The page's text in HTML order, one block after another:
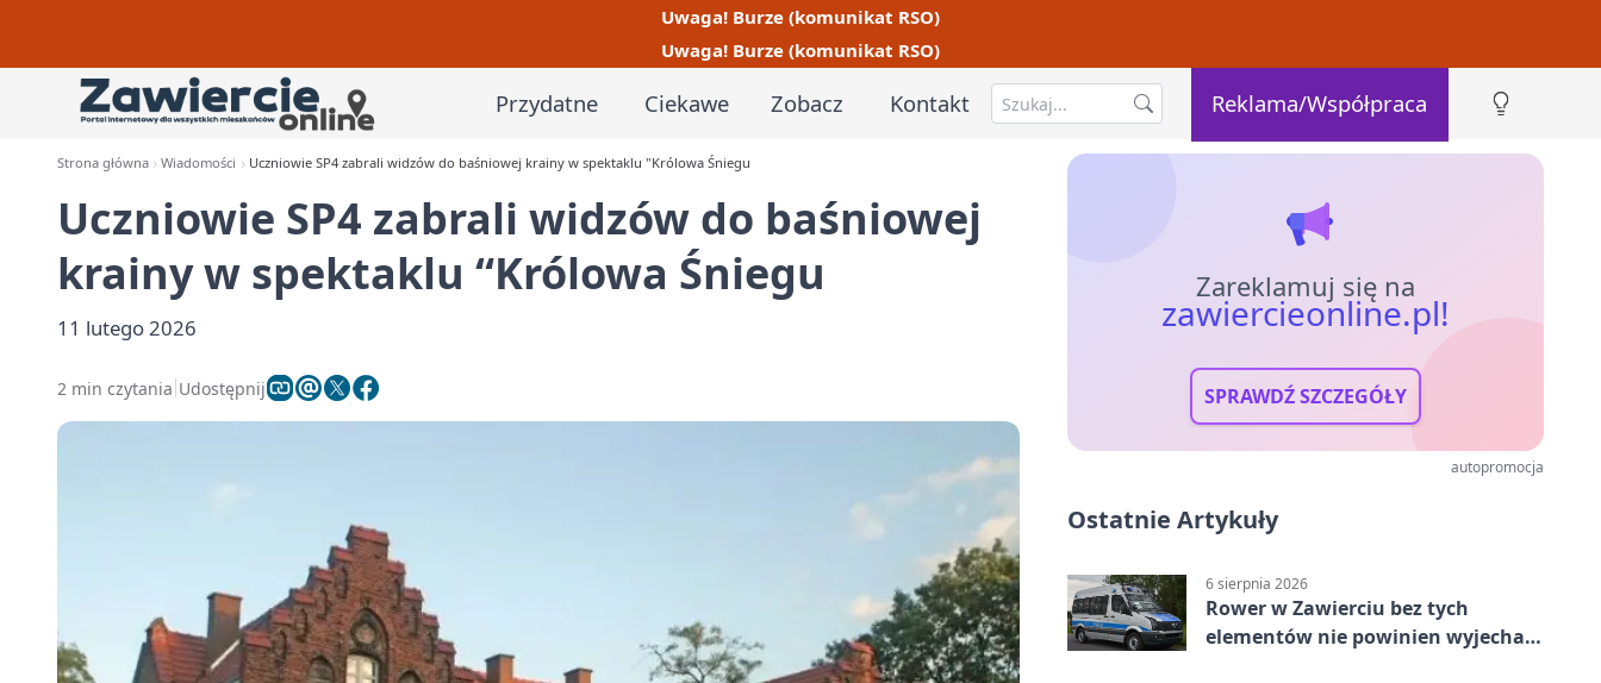
Uwaga! Burze (komunikat RSO)
Uwaga! Burze (komunikat RSO)
Przydatne Ciekawe Zobacz Kontakt Reklama/Współpraca
Strona główna Wiadomości Uczniowie SP4 zabrali widzów do baśniowej krainy w spektaklu "Królowa Śniegu
Uczniowie SP4 zabrali widzów do baśniowej
krainy w spektaklu “Królowa Śniegu
11 lutego 2026
2 min czytania Udostępnij
Zareklamuj się na
zawiercieonline.pl!
SPRAWDŹ SZCZEGÓŁY
autopromocja
Ostatnie Artykuły
6 sierpnia 2026
Rower w Zawierciu bez tych
elementów nie powinien wyjechać